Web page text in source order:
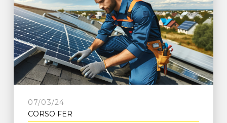
07/03/24
CORSO FER